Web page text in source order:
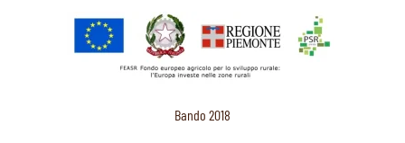
Bando 2018